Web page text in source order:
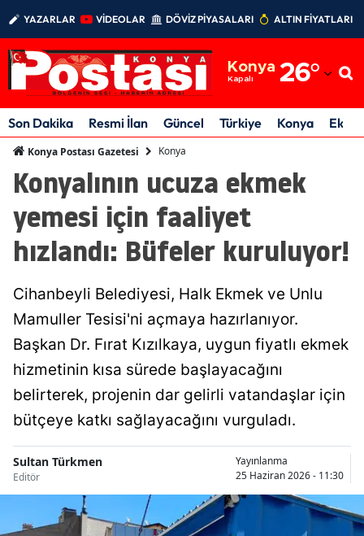
YAZARLAR VİDEOLAR DÖVİZ PİYASALARI ALTIN FİYATLARI
Konya
Kapalı 26°
Adıyaman
Afyonkarahisar
Amasya
Ankara
Antalya
Aydın
Balıkesir
Bilecik
Bingöl
Bitlis
Bolu
Son Dakika Resmi İlan Güncel Türkiye Konya
Konya Postası Gazetesi Konya
Konyalının ucuza ekmek
yemesi için faaliyet
hızlandı: Büfeler kuruluyor!
Cihanbeyli Belediyesi, Halk Ekmek ve Unlu
Mamuller Tesisi'ni açmaya hazırlanıyor.
Başkan Dr. Fırat Kızılkaya, uygun fiyatlı ekmek
hizmetinin kısa sürede başlayacağını
belirterek, projenin dar gelirli vatandaşlar için
bütçeye katkı sağlayacağını vurguladı.
Sultan Türkmen
Editör
Yayınlanma
25 Haziran 2026 - 11:30